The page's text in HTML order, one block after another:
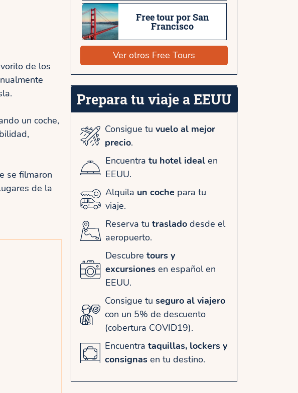
de los
un coche,
se filmaron
de la
Free tour por San
Francisco
Ver otros Free Tours
Prepara tu viaje a EEUU
Consigue tu vuelo al mejor
precio.
Encuentratu hotel ideal en
EEUU.
Alquila un coche para tu
viaje.
Reserva tu trasladodesde el
aeropuerto.
Descubretours y
excursiones en español en
EEUU.
Consigue tu seguro al viajero
con un 5% de descuento
(cobertura COVID19).
Encuentra taquillas, lockers y
consignas en tu destino.